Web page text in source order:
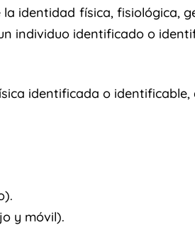
identidad física, fisiológica,
individuo identificado o
identificada o identificable,
y móvil).